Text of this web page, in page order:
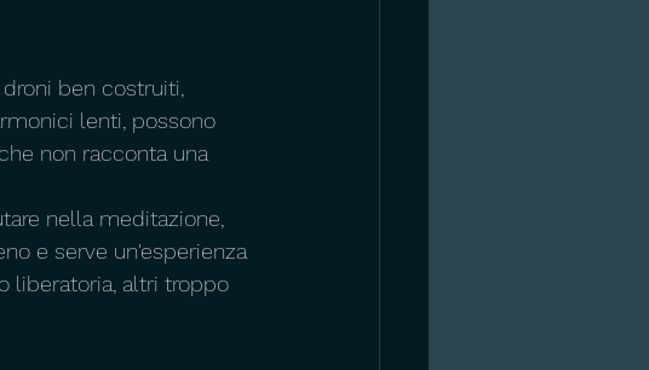
ben costruiti,
lenti, possono
non racconta una
nella meditazione,
e serve un'esperienza
liberatoria, altri troppo